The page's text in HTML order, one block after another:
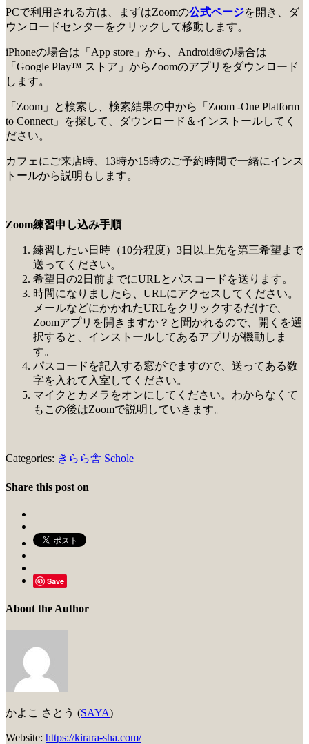
PCで利用される方は、まずはZoomの公式ページを開き、ダ
ウンロードセンターをクリックして移動します。
iPhoneの場合は「App store」から、Android®の場合は
「Google Play™ ストア」からZoomのアプリをダウンロード
します。
「Zoom」と検索し、検索結果の中から「Zoom -One Platform
to Connect」を探して、ダウンロード＆インストールしてく
ださい。
カフェにご来店時、13時か15時のご予約時間で一緒にインス
トールから説明もします。
Zoom練習申し込み手順
練習したい日時（10分程度）3日以上先を第三希望まで
送ってください。
希望日の2日前までにURLとパスコードを送ります。
時間になりましたら、URLにアクセスしてください。
メールなどにかかれたURLをクリックするだけで、
Zoomアプリを開きますか？と聞かれるので、開くを選
択すると、インストールしてあるアプリが機動しま
す。
パスコードを記入する窓がでますので、送ってある数
字を入れて入室してください。
マイクとカメラをオンにしてください。わからなくて
もこの後はZoomで説明していきます。
Categories: きらら舎 Schole
Share this post on
Save
About the Author
かよこ さとう (SAYA)
Website: https://kirara-sha.com/